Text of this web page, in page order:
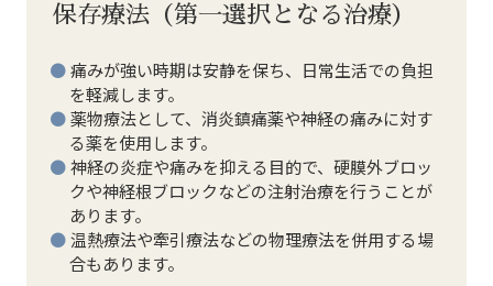
保存療法（第一選択となる治療）
痛みが強い時期は安静を保ち、日常生活での負担
を軽減します。
薬物療法として、消炎鎮痛薬や神経の痛みに対す
る薬を使用します。
神経の炎症や痛みを抑える目的で、硬膜外ブロッ
クや神経根ブロックなどの注射治療を行うことが
あります。
温熱療法や牽引療法などの物理療法を併用する場
合もあります。